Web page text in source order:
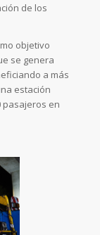
de los
objetivo
se genera
a más
estación
pasajeros en